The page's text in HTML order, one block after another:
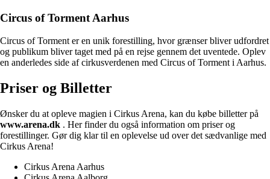
Circus of Torment Aarhus
Circus of Torment er en unik forestilling, hvor grænser bliver udfordret
og publikum bliver taget med på en rejse gennem det uventede. Oplev
en anderledes side af cirkusverdenen med Circus of Torment i Aarhus.
Priser og Billetter
Ønsker du at opleve magien i Cirkus Arena, kan du købe billetter på
www.arena.dk . Her finder du også information om priser og
forestillinger. Gør dig klar til en oplevelse ud over det sædvanlige med
Cirkus Arena!
Cirkus Arena Aarhus